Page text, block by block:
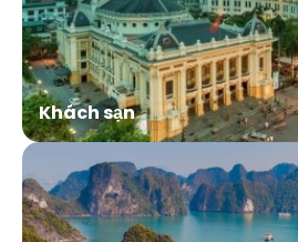
Khách sạn